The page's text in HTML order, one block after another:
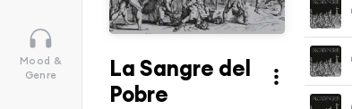
Mood &
Genre
La Sangre del
Pobre